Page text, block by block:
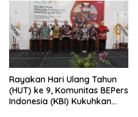
Rayakan Hari Ulang Tahun
(HUT) ke 9, Komunitas BEPers
Indonesia (KBI) Kukuhkan